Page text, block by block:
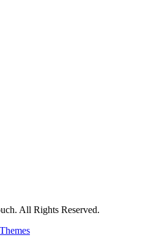
All Rights Reserved.